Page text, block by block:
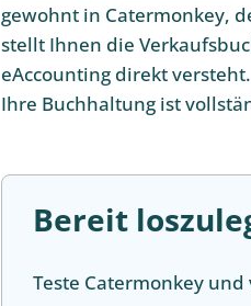
gewohnt in Catermonkey,
stellt Ihnen die
eAccounting direkt
Ihre Buchhaltung ist
Bereit
Teste Catermonkey